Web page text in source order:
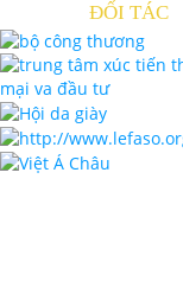
ĐỐI TÁC